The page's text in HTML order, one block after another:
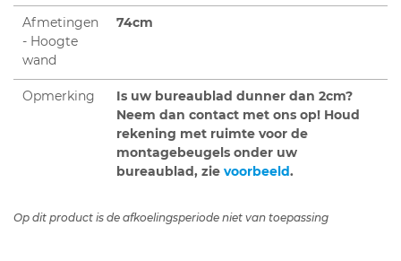
Afmetingen
- Hoogte
wand
74cm
Opmerking
Is uw bureaublad dunner dan 2cm?
Neem dan contact met ons op! Houd
rekening met ruimte voor de
montagebeugels onder uw
bureaublad, zie voorbeeld.
Op dit product is de afkoelingsperiode niet van toepassing